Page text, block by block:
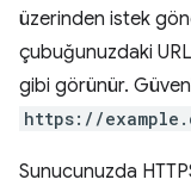
üzerinden istek
çubuğunuzdaki
gibi görünür.
https://
Sunucunuzda